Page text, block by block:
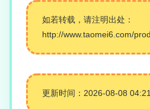
如若转载，请注明出处：
http://www.taomei6.com/
更新时间：2026-08-08